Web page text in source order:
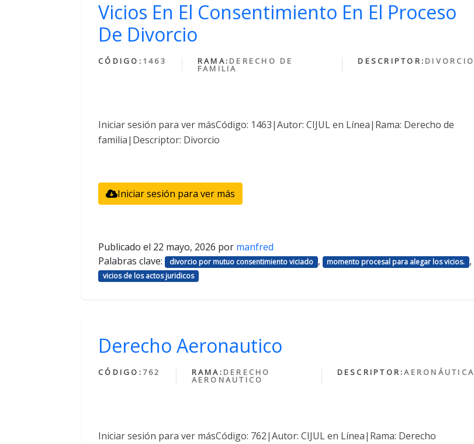
Vicios En El Consentimiento En El Proceso
De Divorcio
CÓDIGO: 1463 RAMA: DERECHO DE
FAMILIA
DESCRIPTOR: DIVORCIO
Iniciar sesión para ver másCódigo: 1463|Autor: CIJUL en Línea|Rama: Derecho de
familia|Descriptor: Divorcio
Iniciar sesión para ver más
Publicado el 22 mayo, 2026 por manfred
Palabras clave:
divorcio por mutuo consentimiento viciado , momento procesal para alegar los vicios. ,
vicios de los actos juridicos
Derecho Aeronautico
CÓDIGO: 762 RAMA: DERECHO
AERONAUTICO
DESCRIPTOR:AERONÁUTICA
Iniciar sesión para ver másCódigo: 762|Autor: CIJUL en Línea|Rama: Derecho